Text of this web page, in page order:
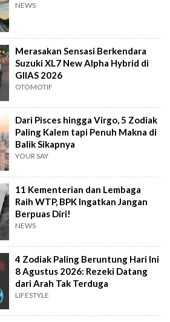
NEWS
Merasakan Sensasi Berkendara
Suzuki XL7 New Alpha Hybrid di
GIIAS 2026
OTOMOTIF
Dari Pisces hingga Virgo, 5 Zodiak
Paling Kalem tapi Penuh Makna di
Balik Sikapnya
YOUR SAY
11 Kementerian dan Lembaga
Raih WTP, BPK Ingatkan Jangan
Berpuas Diri!
NEWS
4 Zodiak Paling Beruntung Hari Ini
8 Agustus 2026: Rezeki Datang
dari Arah Tak Terduga
LIFESTYLE